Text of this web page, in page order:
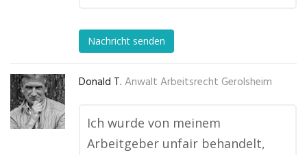
Nachricht senden
Donald T. Anwalt Arbeitsrecht Gerolsheim
Ich wurde von meinem
Arbeitgeber unfair behandelt,